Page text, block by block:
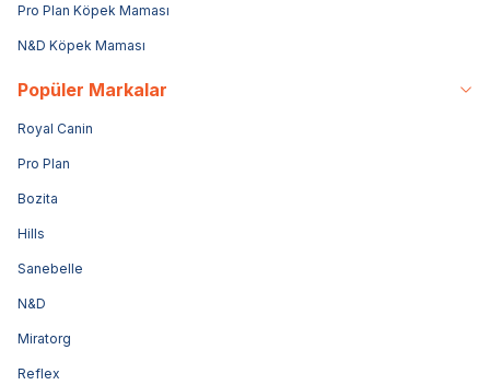
Pro Plan Köpek Maması
N&D Köpek Maması
Popüler Markalar
Royal Canin
Pro Plan
Bozita
Hills
Sanebelle
N&D
Miratorg
Reflex